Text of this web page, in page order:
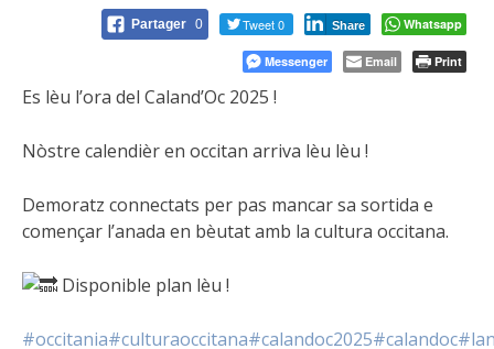
Partager 0 Tweet 0 Share Whatsapp
Messenger Email Print
Es lèu l’ora del Caland’Oc 2025 !
Nòstre calendièr en occitan arriva lèu lèu !
Demoratz connectats per pas mancar sa sortida e
començar l’anada en bèutat amb la cultura occitana.
Disponible plan lèu !
#occitania#culturaoccitana#calandoc2025#calandoc